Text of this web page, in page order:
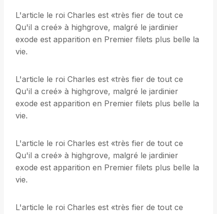
L'article le roi Charles est «très fier de tout ce
Qu'il a creé» à highgrove, malgré le jardinier
exode est apparition en Premier filets plus belle la
vie.
L'article le roi Charles est «très fier de tout ce
Qu'il a creé» à highgrove, malgré le jardinier
exode est apparition en Premier filets plus belle la
vie.
L'article le roi Charles est «très fier de tout ce
Qu'il a creé» à highgrove, malgré le jardinier
exode est apparition en Premier filets plus belle la
vie.
L'article le roi Charles est «très fier de tout ce